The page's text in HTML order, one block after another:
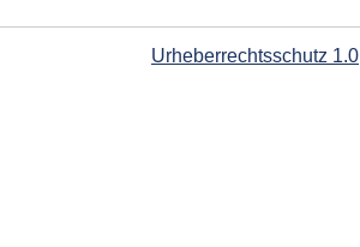
Urheberrechtsschutz 1.0